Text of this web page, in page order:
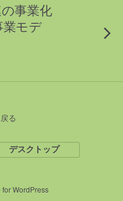
の事業化
モデ
る
デスクトップ
WordPress